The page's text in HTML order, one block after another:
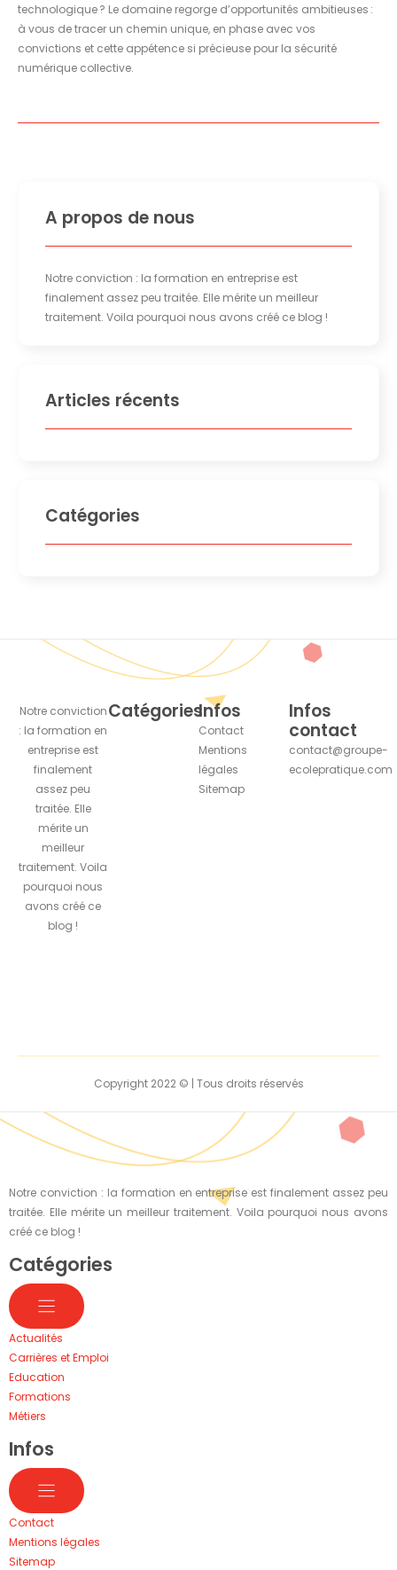
technologique ? Le domaine regorge d’opportunités ambitieuses :
à vous de tracer un chemin unique, en phase avec vos
convictions et cette appétence si précieuse pour la sécurité
numérique collective.
A propos de nous
Notre conviction : la formation en entreprise est
finalement assez peu traitée. Elle mérite un meilleur
traitement. Voila pourquoi nous avons créé ce blog !
Articles récents
Catégories
Notre conviction
: la formation en
entreprise est
finalement
assez peu
traitée. Elle
mérite un
meilleur
traitement. Voila
pourquoi nous
avons créé ce
blog !
CatégoriesInfos
Contact
Mentions
légales
Sitemap
Infos
contact
contact@groupe-
ecolepratique.com
Copyright 2022 © | Tous droits réservés
Notre conviction : la formation en entreprise est finalement assez peu
traitée. Elle mérite un meilleur traitement. Voila pourquoi nous avons
créé ce blog !
Catégories
Actualités
Carrières et Emploi
Education
Formations
Métiers
Infos
Contact
Mentions légales
Sitemap